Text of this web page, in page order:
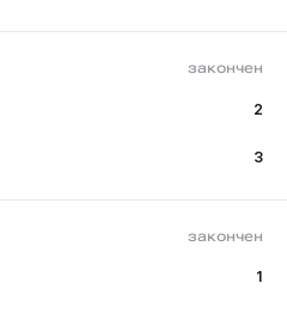
закончен
2
3
закончен
1